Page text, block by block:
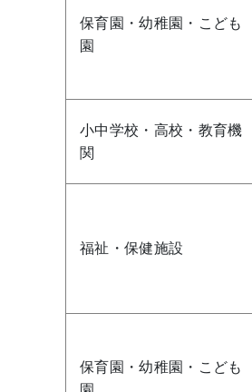
保育園・幼稚園・こども
園
小中学校・高校・教育機
関
福祉・保健施設
保育園・幼稚園・こども